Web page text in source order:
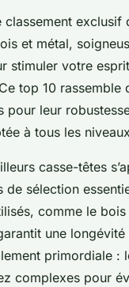
exclusif
et métal,
stimuler votre
top 10 rassemble
pour leur
à tous les
casse-têtes
de sélection
comme le
une
primordiale :
complexes pour